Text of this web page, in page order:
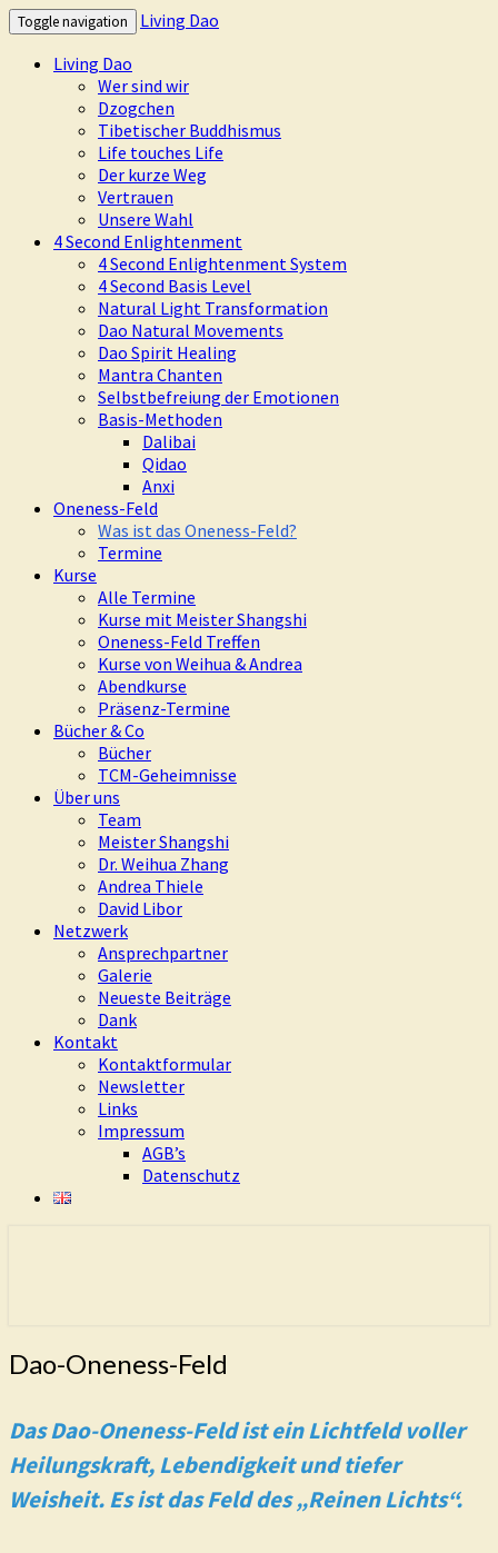
Toggle navigation
Living Dao
Living Dao
Wer sind wir
Dzogchen
Tibetischer Buddhismus
Life touches Life
Der kurze Weg
Vertrauen
Unsere Wahl
4 Second Enlightenment
4 Second Enlightenment System
4 Second Basis Level
Natural Light Transformation
Dao Natural Movements
Dao Spirit Healing
Mantra Chanten
Selbstbefreiung der Emotionen
Basis-Methoden
Dalibai
Qidao
Anxi
Oneness-Feld
Was ist das Oneness-Feld?
Termine
Kurse
Alle Termine
Kurse mit Meister Shangshi
Oneness-Feld Treffen
Kurse von Weihua & Andrea
Abendkurse
Präsenz-Termine
Bücher & Co
Bücher
TCM-Geheimnisse
Über uns
Team
Meister Shangshi
Dr. Weihua Zhang
Andrea Thiele
David Libor
Netzwerk
Ansprechpartner
Galerie
Neueste Beiträge
Dank
Kontakt
Kontaktformular
Newsletter
Links
Impressum
AGB’s
Datenschutz
Dao-
Oneness-
Dao-Oneness-Feld
Das Dao-Oneness-Feld ist ein Lichtfeld voller
Heilungskraft, Lebendigkeit und tiefer
Weisheit. Es ist das Feld des „Reinen Lichts“.